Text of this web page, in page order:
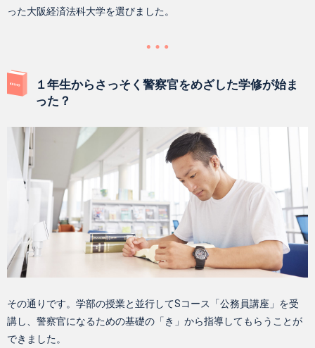
った大阪経済法科大学を選びました。
１年生からさっそく警察官をめざした学修が始ま
った？
その通りです。学部の授業と並行してSコース「公務員講座」を受
講し、警察官になるための基礎の「き」から指導してもらうことが
できました。